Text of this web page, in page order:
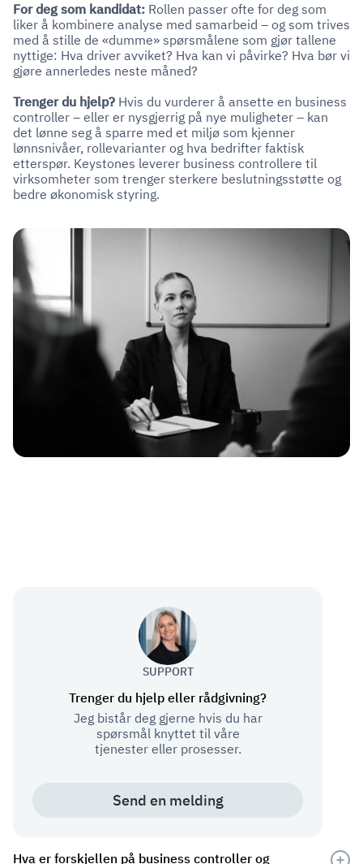
For deg som kandidat: Rollen passer ofte for deg som
liker å kombinere analyse med samarbeid – og som trives
med å stille de «dumme» spørsmålene som gjør tallene
nyttige: Hva driver avviket? Hva kan vi påvirke? Hva bør vi
gjøre annerledes neste måned?
Trenger du hjelp? Hvis du vurderer å ansette en business
controller – eller er nysgjerrig på nye muligheter – kan
det lønne seg å sparre med et miljø som kjenner
lønnsnivåer, rollevarianter og hva bedrifter faktisk
etterspør. Keystones leverer business controllere til
virksomheter som trenger sterkere beslutningsstøtte og
bedre økonomisk styring.
SUPPORT
Trenger du hjelp eller rådgivning?
Jeg bistår deg gjerne hvis du har
spørsmål knyttet til våre
tjenester eller prosesser.
Send en melding
Hva er forskjellen på business controller og